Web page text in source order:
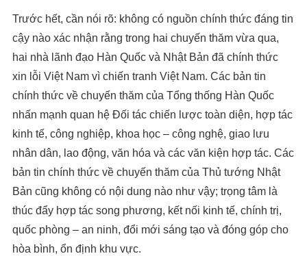
Trước hết, cần nói rõ: không có nguồn chính thức đáng tin
cậy nào xác nhận rằng trong hai chuyến thăm vừa qua,
hai nhà lãnh đạo Hàn Quốc và Nhật Bản đã chính thức
xin lỗi Việt Nam vì chiến tranh Việt Nam. Các bản tin
chính thức về chuyến thăm của Tổng thống Hàn Quốc
nhấn mạnh quan hệ Đối tác chiến lược toàn diện, hợp tác
kinh tế, công nghiệp, khoa học – công nghệ, giao lưu
nhân dân, lao động, văn hóa và các văn kiện hợp tác. Các
bản tin chính thức về chuyến thăm của Thủ tướng Nhật
Bản cũng không có nội dung nào như vậy; trọng tâm là
thúc đẩy hợp tác song phương, kết nối kinh tế, chính trị,
quốc phòng – an ninh, đổi mới sáng tạo và đóng góp cho
hòa bình, ổn định khu vực.